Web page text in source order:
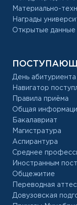
Материально-
Награды
Открытые данные
День абитуриента
Навигатор
Правила приёма
Общая
Бакалавриат
Магистратура
Аспирантура
Среднее
Иностранным
Общежитие
Переводная
Довузовская